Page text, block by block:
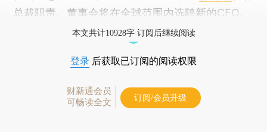
总裁职责。董事会将在全球范围内选聘新的CEO。
本文共计10928字 订阅后继续阅读
登录 后获取已订阅的阅读权限
财新通会员
可畅读全文
订阅/会员升级